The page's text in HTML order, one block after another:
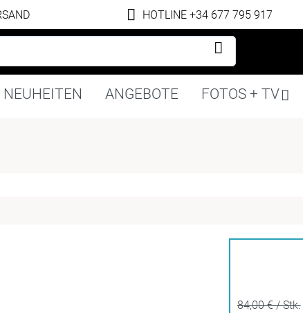
HOTLINE +34 677 795 917
Navigation
überspringen
NEUHEITEN ANGEBOTE FOTOS + TV
84,00 € / Stk.